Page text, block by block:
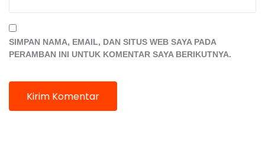
SIMPAN NAMA, EMAIL, DAN SITUS WEB SAYA PADA
PERAMBAN INI UNTUK KOMENTAR SAYA BERIKUTNYA.